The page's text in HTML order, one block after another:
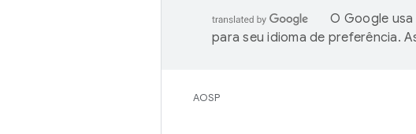
O Google
para seu idioma de preferência.
AOSP